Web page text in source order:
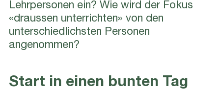
Lehrpersonen ein? Wie wird der Fokus
«draussen unterrichten» von den
unterschiedlichsten Personen
angenommen?
Start in einen bunten Tag